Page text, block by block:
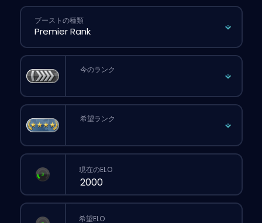
ブーストの種類
今のランク
希望ランク
現在のELO
希望ELO